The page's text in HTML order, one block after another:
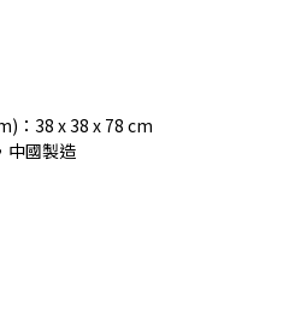
：38 x 38 x 78 cm
中國製造